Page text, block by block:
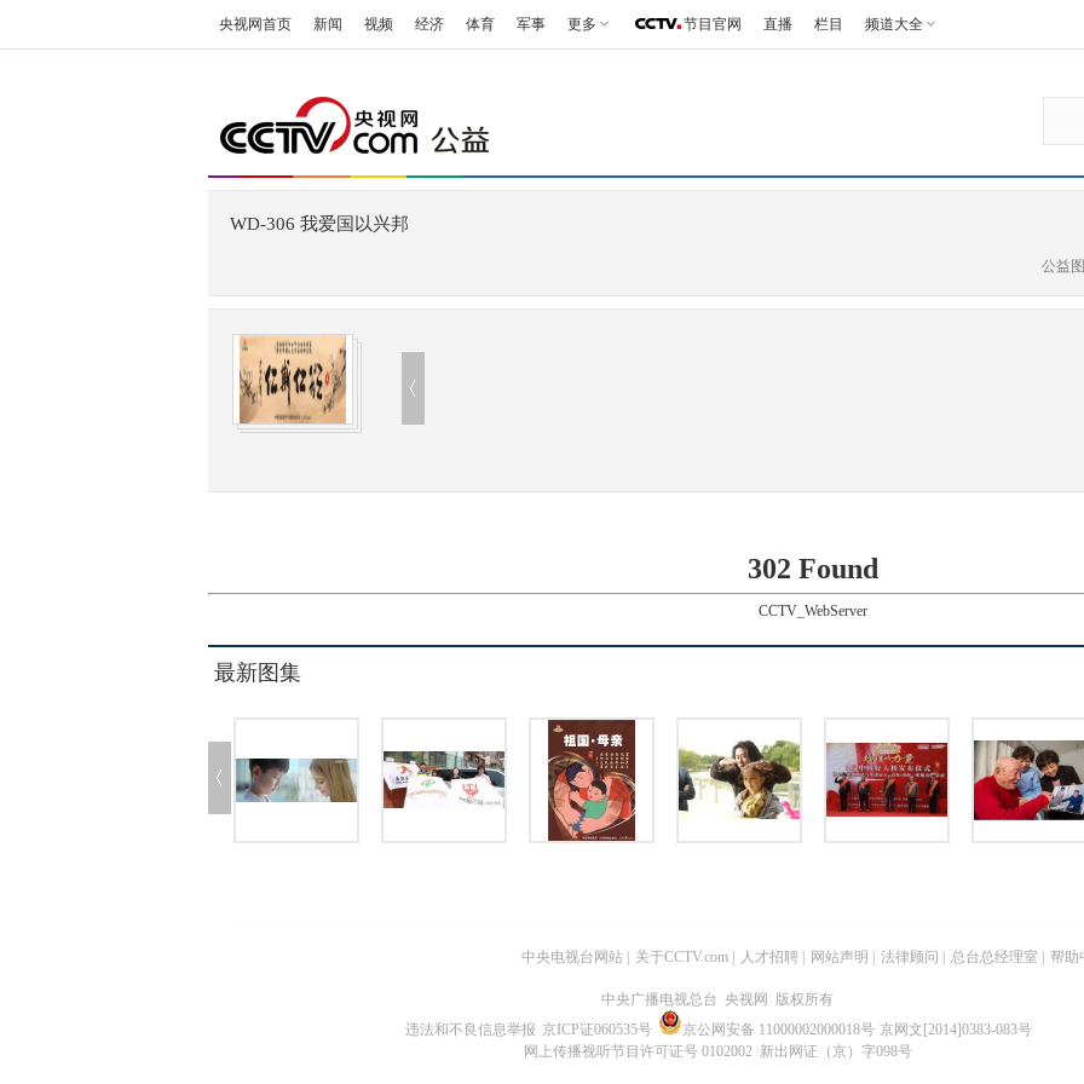
央视网首页 新闻 视频 经济 体育 军事 更多 节目官网 直播 栏目 频道大全
WD-306 我爱国以兴邦
公益
302 Found
CCTV_WebServer
最新图集
中央电视台网站 关于CCTV.com 人才招聘 网站声明 法律顾问 总台总经理室 帮助
中央广播电视总台 央视网 版权所有
违法和不良信息举报 京ICP证060535号 京公网安备 11000002000018号 京网文[2014]0383-083号
网上传播视听节目许可证号 0102002 新出网证（京）字098号